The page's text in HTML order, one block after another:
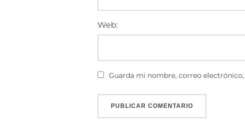
Web:
Guarda mi nombre, correo